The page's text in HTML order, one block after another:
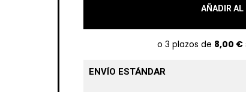
AÑADIR AL
ENVÍO ESTÁNDAR